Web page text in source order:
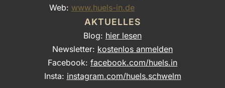
Web: www.huels-in.de
AKTUELLES
Blog: hier lesen
Newsletter: kostenlos anmelden
Facebook: facebook.com/huels.in
Insta: instagram.com/huels.schwelm